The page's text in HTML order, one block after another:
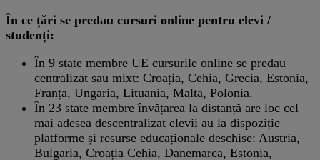
În ce țări se predau cursuri online pentru elevi /
studenți:
În 9 state membre UE cursurile online se predau
centralizat sau mixt: Croația, Cehia, Grecia, Estonia,
Franța, Ungaria, Lituania, Malta, Polonia.
În 23 state membre învățarea la distanță are loc cel
mai adesea descentralizat elevii au la dispoziție
platforme și resurse educaționale deschise: Austria,
Bulgaria, Croația Cehia, Danemarca, Estonia,